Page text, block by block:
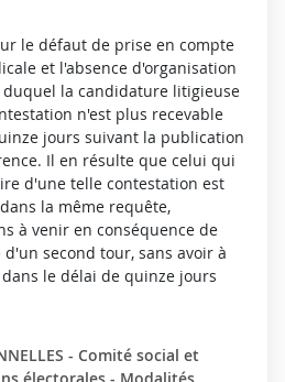
le défaut de prise en compte
et l'absence d'organisation
la candidature litigieuse
n'est plus recevable
jours suivant la publication
Il en résulte que celui qui
d'une telle contestation est
la même requête,
à venir en conséquence de
second tour, sans avoir à
le délai de quinze jours
- Comité social et